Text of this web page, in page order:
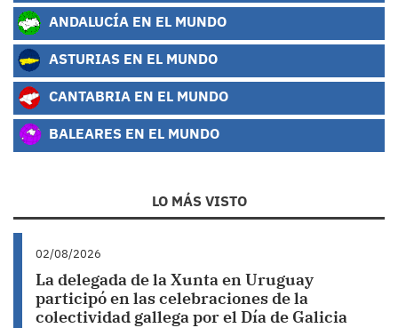
ANDALUCÍA EN EL MUNDO
ASTURIAS EN EL MUNDO
CANTABRIA EN EL MUNDO
BALEARES EN EL MUNDO
LO MÁS VISTO
02/08/2026
La delegada de la Xunta en Uruguay
participó en las celebraciones de la
colectividad gallega por el Día de Galicia